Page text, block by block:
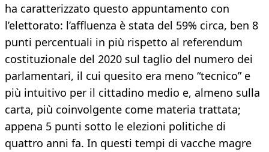
ha caratterizzato questo appuntamento con
l’elettorato: l’affluenza è stata del 59% circa, ben 8
punti percentuali in più rispetto al referendum
costituzionale del 2020 sul taglio del numero dei
parlamentari, il cui quesito era meno “tecnico” e
più intuitivo per il cittadino medio e, almeno sulla
carta, più coinvolgente come materia trattata;
appena 5 punti sotto le elezioni politiche di
quattro anni fa. In questi tempi di vacche magre